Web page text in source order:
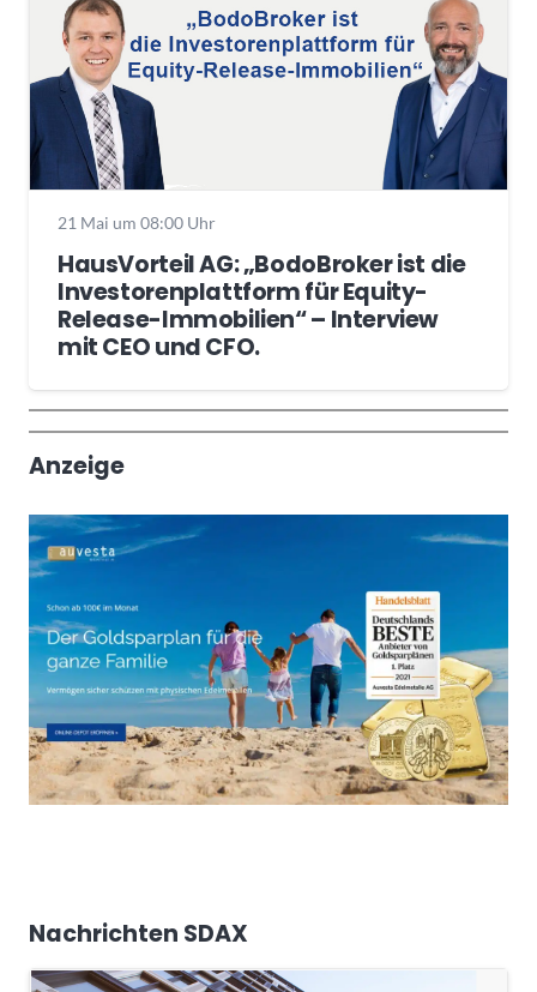
21 Mai um 08:00 Uhr
HausVorteil AG: „BodoBroker ist die
Investorenplattform für Equity-
Release-Immobilien“ – Interview
mit CEO und CFO.
Wochenrückblick
Trendthemen
Anzeige
Nachrichten SDAX